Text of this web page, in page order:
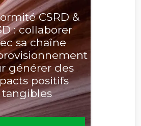
CSRD &
: collaborer
sa chaîne
générer des
positifs
tangibles